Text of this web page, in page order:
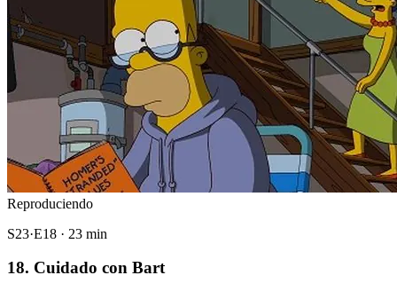
Reproduciendo
S23·E18 · 23 min
18. Cuidado con Bart